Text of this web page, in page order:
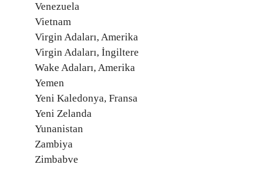
Venezuela
Vietnam
Virgin Adaları, Amerika
Virgin Adaları, İngiltere
Wake Adaları, Amerika
Yemen
Yeni Kaledonya, Fransa
Yeni Zelanda
Yunanistan
Zambiya
Zimbabve